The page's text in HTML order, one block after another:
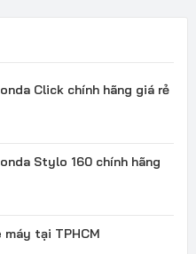
Click chính hãng giá rẻ
Stylo 160 chính hãng
tại TPHCM